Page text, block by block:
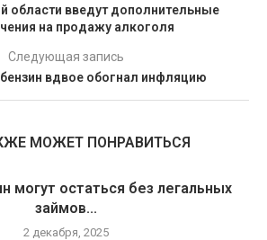
области введут дополнительные
на продажу алкоголя
Следующая запись
бензин вдвое обогнал инфляцию
МОЖЕТ ПОНРАВИТЬСЯ
могут остаться без легальных
займов...
2 декабря, 2025